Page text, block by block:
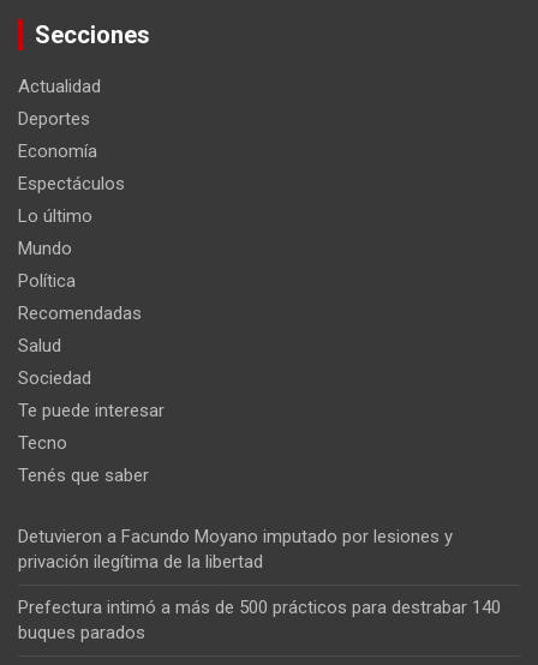
Secciones
Actualidad
Deportes
Economía
Espectáculos
Lo último
Mundo
Política
Recomendadas
Salud
Sociedad
Te puede interesar
Tecno
Tenés que saber
Detuvieron a Facundo Moyano imputado por lesiones y
privación ilegítima de la libertad
Prefectura intimó a más de 500 prácticos para destrabar 140
buques parados